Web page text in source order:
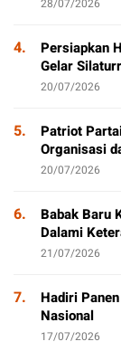
28/07/2026
4.
Persiapkan
Gelar
20/07/2026
5.
Patriot
Organisasi
20/07/2026
6.
Babak Baru
Dalami
21/07/2026
7.
Hadiri
Nasional
17/07/2026